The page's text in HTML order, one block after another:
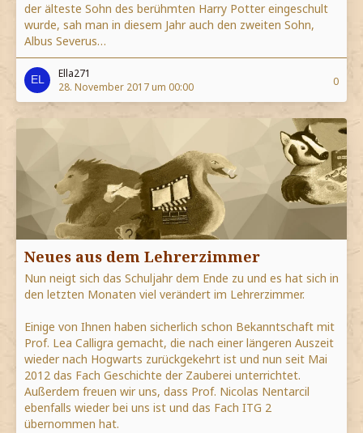
der älteste Sohn des berühmten Harry Potter eingeschult
wurde, sah man in diesem Jahr auch den zweiten Sohn,
Albus Severus…
Ella271
28. November 2017 um 00:00
0
Neues aus dem Lehrerzimmer
Nun neigt sich das Schuljahr dem Ende zu und es hat sich in
den letzten Monaten viel verändert im Lehrerzimmer.
Einige von Ihnen haben sicherlich schon Bekanntschaft mit
Prof. Lea Calligra gemacht, die nach einer längeren Auszeit
wieder nach Hogwarts zurückgekehrt ist und nun seit Mai
2012 das Fach Geschichte der Zauberei unterrichtet.
Außerdem freuen wir uns, dass Prof. Nicolas Nentarcil
ebenfalls wieder bei uns ist und das Fach ITG 2
übernommen hat.